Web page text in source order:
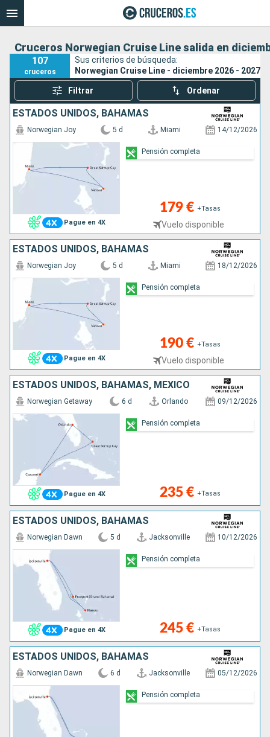
Cruceros Norwegian Cruise Line salida en
107
cruceros
Sus criterios de búsqueda:
Norwegian Cruise Line - diciembre 2026 - 2027
Filtrar Ordenar
ESTADOS UNIDOS, BAHAMAS
Pague en 4X
Norwegian Joy 5 d Miami 14/12/2026
179 € +Tasas
Vuelo disponible
Pensión completa
ESTADOS UNIDOS, BAHAMAS
Pague en 4X
Norwegian Joy 5 d Miami 18/12/2026
190 € +Tasas
Vuelo disponible
Pensión completa
ESTADOS UNIDOS, BAHAMAS, MÉXICO
Pague en 4X
Norwegian Getaway 6 d Orlando 09/12/2026
235 € +Tasas
Pensión completa
ESTADOS UNIDOS, BAHAMAS
Pague en 4X
Norwegian Dawn 5 d Jacksonville 10/12/2026
245 € +Tasas
Pensión completa
ESTADOS UNIDOS, BAHAMAS
Norwegian Dawn 6 d Jacksonville 05/12/2026
Pensión completa